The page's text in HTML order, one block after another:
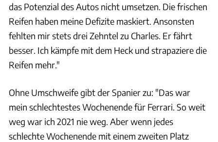
das Potenzial des Autos nicht umsetzen. Die frischen
Reifen haben meine Defizite maskiert. Ansonsten
fehlten mir stets drei Zehntel zu Charles. Er fährt
besser. Ich kämpfe mit dem Heck und strapaziere die
Reifen mehr."
Ohne Umschweife gibt der Spanier zu: "Das war
mein schlechtestes Wochenende für Ferrari. So weit
weg war ich 2021 nie weg. Aber wenn jedes
schlechte Wochenende mit einem zweiten Platz